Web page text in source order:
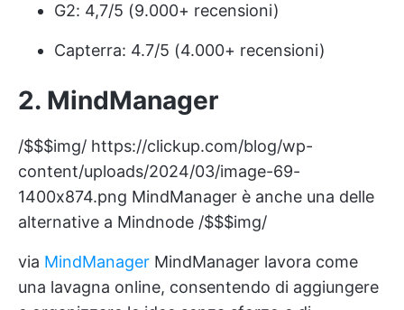
G2: 4,7/5 (9.000+ recensioni)
Capterra: 4.7/5 (4.000+ recensioni)
2. MindManager
/$$$img/ https://clickup.com/blog/wp-
content/uploads/2024/03/image-69-
1400x874.png MindManager è anche una delle
alternative a Mindnode /$$$img/
via MindManager MindManager lavora come
una lavagna online, consentendo di aggiungere